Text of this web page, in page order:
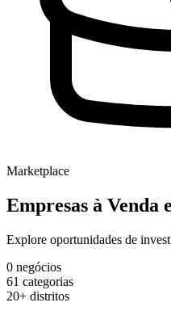
Marketplace
Empresas à Venda
Explore oportunidades de
0 negócios
61 categorias
20+ distritos